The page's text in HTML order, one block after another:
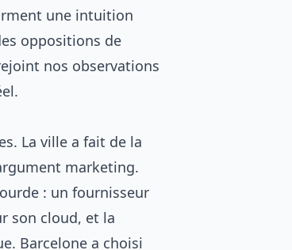
une intuition
oppositions de
nos observations
.
La ville a fait de la
marketing.
: un fournisseur
son cloud, et la
Barcelone a choisi